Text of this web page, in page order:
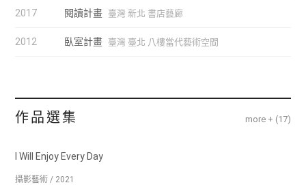
是為了拍照。
2017 閱讀計畫 臺灣 新北 書店藝廊
2012 臥室計畫 臺灣 臺北 八樓當代藝術空間
作品選集 more + (17)
I Will Enjoy Every Day
攝影藝術 / 2021